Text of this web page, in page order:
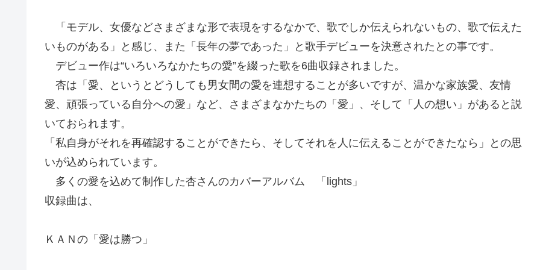
「モデル、女優などさまざまな形で表現をするなかで、 歌でしか伝えられないもの、歌で伝えた
いものがある」と感じ、
また「長年の夢であった」
と歌手デビューを決意されたとの事です。
デビュー作は“いろいろなかたちの愛”を綴った歌を6曲収録されました。
杏は「愛、というとどうしても男女間の愛を連想することが多いですが、温かな家族愛、友情
愛、頑張っている自分への愛」など、さ まざまなかたちの「愛」、そして「人の想い」 があると説
いておられます。
「私自身がそれを再確認することができたら、そしてそれを人に伝えることができたなら」との思
いが込められています。
多くの愛を込めて制作した杏さんのカバーアルバム 「lights」
収録曲は、
ＫＡＮの「愛は勝つ」